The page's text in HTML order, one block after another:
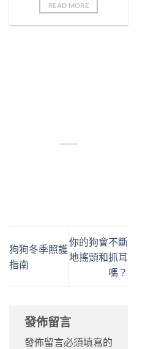
READ MORE
狗狗冬季照護
指南
你的狗會不斷
地搖頭和抓耳
嗎？
發佈留言
發佈留言必須填寫的